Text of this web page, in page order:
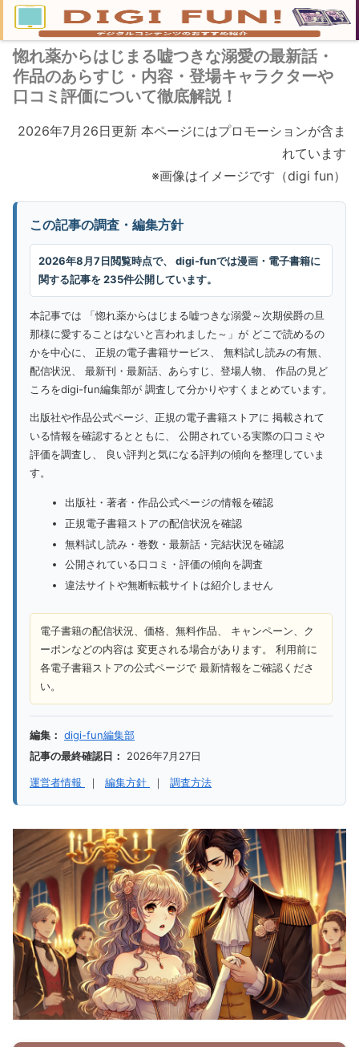
惚れ薬からはじまる嘘つきな溺愛の最新話・
作品のあらすじ・内容・登場キャラクターや
口コミ評価について徹底解説！
2026年7月26日更新 本ページにはプロモーションが含ま
れています
※画像はイメージです（digi fun）
この記事の調査・編集方針
2026年8月7日閲覧時点で、 digi-funでは漫画・電子書籍に
関する記事を 235件公開しています。
本記事では 「惚れ薬からはじまる嘘つきな溺愛～次期侯爵の旦
那様に愛することはないと言われました～」が どこで読めるの
かを中心に、 正規の電子書籍サービス、 無料試し読みの有無、
配信状況、 最新刊・最新話、あらすじ、登場人物、 作品の見ど
ころをdigi-fun編集部が 調査して分かりやすくまとめています。
出版社や作品公式ページ、正規の電子書籍ストアに 掲載されて
いる情報を確認するとともに、 公開されている実際の口コミや
評価を調査し、 良い評判と気になる評判の傾向を整理していま
す。
出版社・著者・作品公式ページの情報を確認
正規電子書籍ストアの配信状況を確認
無料試し読み・巻数・最新話・完結状況を確認
公開されている口コミ・評価の傾向を調査
違法サイトや無断転載サイトは紹介しません
電子書籍の配信状況、価格、無料作品、 キャンペーン、ク
ーポンなどの内容は 変更される場合があります。 利用前に
各電子書籍ストアの公式ページで 最新情報をご確認くださ
い。
編集： digi-fun編集部
記事の最終確認日：
2026年7月27日
運営者情報 ｜ 編集方針 ｜ 調査方法